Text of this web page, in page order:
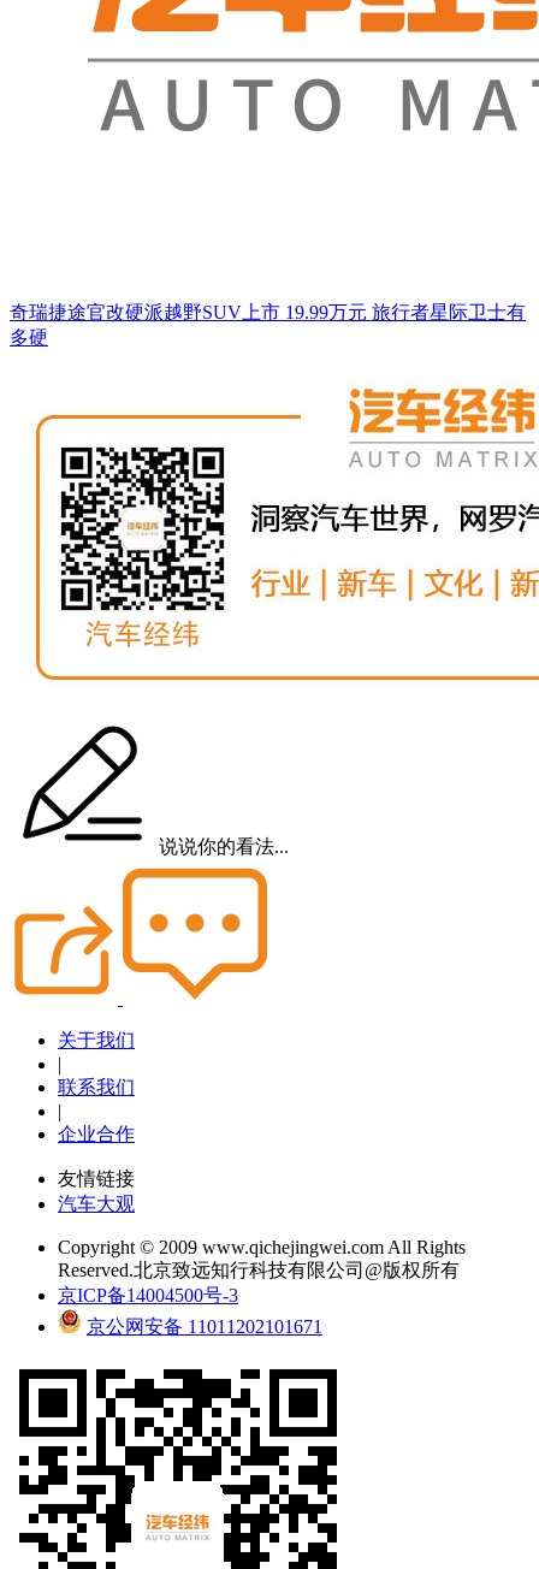
奇瑞捷途官改硬派越野SUV上市 19.99万元 旅行者星际卫士有
多硬
说说你的看法...
关于我们
|
联系我们
|
企业合作
友情链接
汽车大观
Copyright © 2009 www.qichejingwei.com All Rights
Reserved.北京致远知行科技有限公司@版权所有
京ICP备14004500号-3
京公网安备 11011202101671